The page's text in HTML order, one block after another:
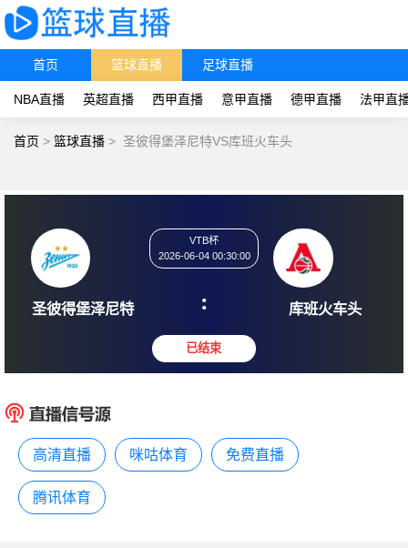
首页 篮球直播 足球直播
NBA直播 英超直播 西甲直播 意甲直播 德甲直播 法甲直
首页 > 篮球直播 > 圣彼得堡泽尼特VS库班火车头
圣彼得堡泽尼特
2026-06-04 00:30:00
: 库班
高清直播 咪咕体育 免费直播
腾讯体育